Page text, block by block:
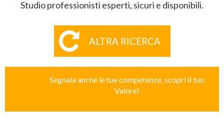
Studio professionisti esperti, sicuri e disponibili.
ALTRA RICERCA
Segnala anche le tue competenze, scopri il tuo
Valore!